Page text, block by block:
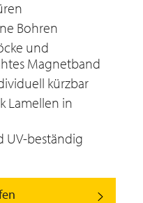
Bohren
und
Magnetband
kürzbar
Lamellen in
UV-beständig